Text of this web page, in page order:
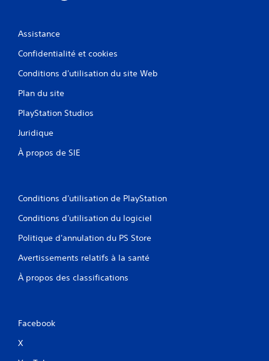
Assistance
Confidentialité et cookies
Conditions d'utilisation du site Web
Plan du site
PlayStation Studios
Juridique
À propos de SIE
Conditions d'utilisation de PlayStation
Conditions d'utilisation du logiciel
Politique d'annulation du PS Store
Avertissements relatifs à la santé
À propos des classifications
Facebook
X